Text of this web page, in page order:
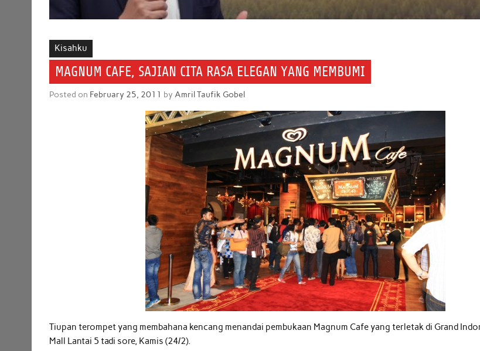
Kisahku
MAGNUM CAFE, SAJIAN CITA RASA ELEGAN YANG MEMBUMI
Posted on February 25, 2011 byAmril Taufik Gobel
Tiupan terompet yang membahana kencang menandai pembukaan Magnum Cafe yang terletak di Grand
Mall Lantai 5 tadi sore, Kamis (24/2).